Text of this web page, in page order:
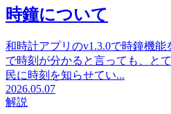
時鐘について
和時計アプリのv1.3.0で時鐘機
で時刻が分かると言っても、と
民に時刻を知らせてい...
2026.05.07
解説